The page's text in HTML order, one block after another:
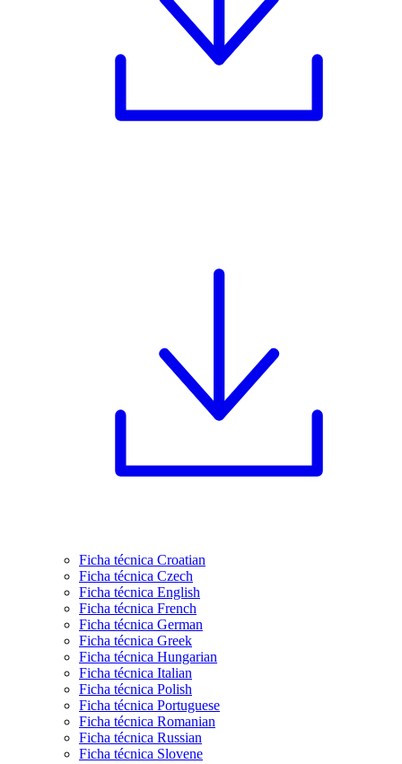
Ficha técnica Croatian
Ficha técnica Czech
Ficha técnica English
Ficha técnica French
Ficha técnica German
Ficha técnica Greek
Ficha técnica Hungarian
Ficha técnica Italian
Ficha técnica Polish
Ficha técnica Portuguese
Ficha técnica Romanian
Ficha técnica Russian
Ficha técnica Slovene